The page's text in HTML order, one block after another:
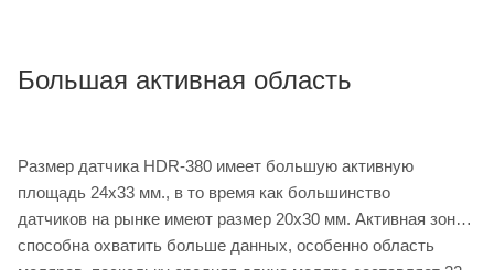
Большая активная область
Размер датчика HDR-380 имеет большую активную
площадь 24x33 мм., в то время как большинство
датчиков на рынке имеют размер 20x30 мм. Активная зона
способна охватить больше данных, особенно область